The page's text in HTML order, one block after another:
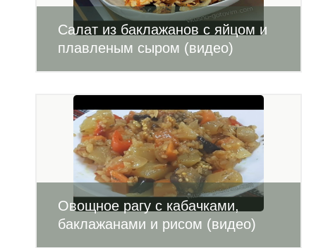
Салат из баклажанов с яйцом и
плавленым сыром (видео)
Овощное рагу с кабачками,
баклажанами и рисом (видео)